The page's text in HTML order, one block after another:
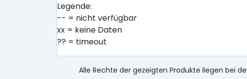
Legende:
-- = nicht verfügbar
xx = keine Daten
?? = timeout
Alle Rechte der gezeigten Produkte liegen bei